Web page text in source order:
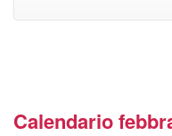
Calendario